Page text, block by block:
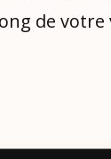
de votre